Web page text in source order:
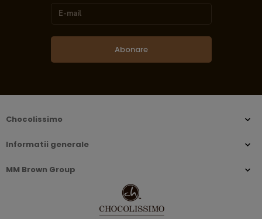
Abonare
Chocolissimo
Informatii generale
MM Brown Group